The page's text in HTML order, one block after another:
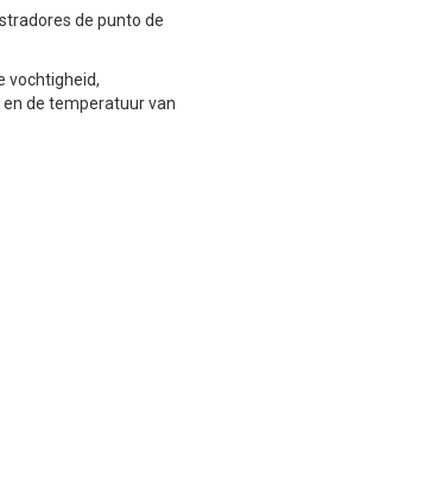
de punto de
vochtigheid,
de temperatuur van